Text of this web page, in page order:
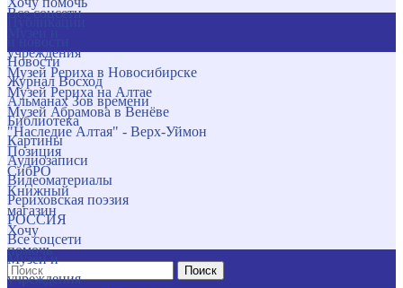
Все соцсети
учреждения
Музей Рериха в Новосибирске
Музей Рериха на Алтае
Музей Абрамова в Венёве
"Наследие Алтая" - Верх-Уймон
Позиция
СибРО
Книжный
магазин
Хочу
помочь
Поиск
Новости
Журнал Восход
Альманах Зов времени
Библиотека
Картины
Аудиозаписи
Видеоматериалы
Рериховская поэзия
РОССИЯ
Все соцсети
Музеи и
учреждения